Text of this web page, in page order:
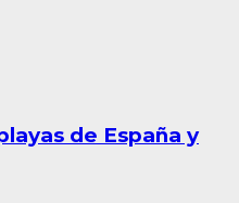
de España y